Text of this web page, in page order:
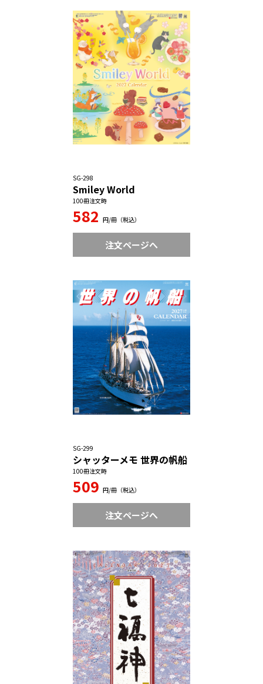
SG-298
Smiley World
100冊注文時
582 円/冊（税込）
注文ページへ
SG-299
シャッターメモ 世界の帆船
100冊注文時
509 円/冊（税込）
注文ページへ